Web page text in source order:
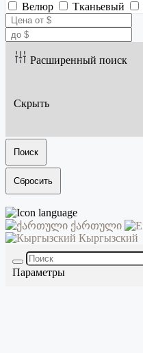
Велюр Тканьевый
Расширенный поиск
Скрыть
Поиск
Сбросить
ქართული
Кыргызский
Параметры